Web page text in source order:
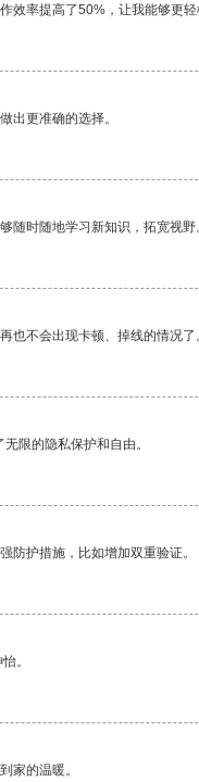
效率提高了50%，让我能够更轻
出更准确的选择。
随时随地学习新知识，拓宽视野
也不会出现卡顿、掉线的情况
限的隐私保护和自由。
防护措施，比如增加双重验证。
。
家的温暖。